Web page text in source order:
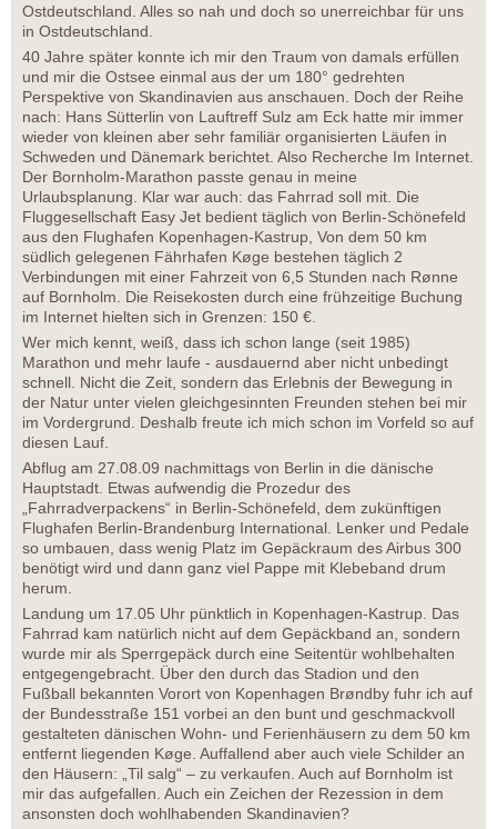
Ostdeutschland. Alles so nah und doch so unerreichbar für uns
in Ostdeutschland.
40 Jahre später konnte ich mir den Traum von damals erfüllen
und mir die Ostsee einmal aus der um 180° gedrehten
Perspektive von Skandinavien aus anschauen. Doch der Reihe
nach: Hans Sütterlin von Lauftreff Sulz am Eck hatte mir immer
wieder von kleinen aber sehr familiär organisierten Läufen in
Schweden und Dänemark berichtet. Also Recherche Im Internet.
Der Bornholm-Marathon passte genau in meine
Urlaubsplanung. Klar war auch: das Fahrrad soll mit. Die
Fluggesellschaft Easy Jet bedient täglich von Berlin-Schönefeld
aus den Flughafen Kopenhagen-Kastrup, Von dem 50 km
südlich gelegenen Fährhafen Køge bestehen täglich 2
Verbindungen mit einer Fahrzeit von 6,5 Stunden nach Rønne
auf Bornholm. Die Reisekosten durch eine frühzeitige Buchung
im Internet hielten sich in Grenzen: 150 €.
Wer mich kennt, weiß, dass ich schon lange (seit 1985)
Marathon und mehr laufe - ausdauernd aber nicht unbedingt
schnell. Nicht die Zeit, sondern das Erlebnis der Bewegung in
der Natur unter vielen gleichgesinnten Freunden stehen bei mir
im Vordergrund. Deshalb freute ich mich schon im Vorfeld so auf
diesen Lauf.
Abflug am 27.08.09 nachmittags von Berlin in die dänische
Hauptstadt. Etwas aufwendig die Prozedur des
„Fahrradverpackens“ in Berlin-Schönefeld, dem zukünftigen
Flughafen Berlin-Brandenburg International. Lenker und Pedale
so umbauen, dass wenig Platz im Gepäckraum des Airbus 300
benötigt wird und dann ganz viel Pappe mit Klebeband drum
herum.
Landung um 17.05 Uhr pünktlich in Kopenhagen-Kastrup. Das
Fahrrad kam natürlich nicht auf dem Gepäckband an, sondern
wurde mir als Sperrgepäck durch eine Seitentür wohlbehalten
entgegengebracht. Über den durch das Stadion und den
Fußball bekannten Vorort von Kopenhagen Brøndby fuhr ich auf
der Bundesstraße 151 vorbei an den bunt und geschmackvoll
gestalteten dänischen Wohn- und Ferienhäusern zu dem 50 km
entfernt liegenden Køge. Auffallend aber auch viele Schilder an
den Häusern: „Til salg“ – zu verkaufen. Auch auf Bornholm ist
mir das aufgefallen. Auch ein Zeichen der Rezession in dem
ansonsten doch wohlhabenden Skandinavien?